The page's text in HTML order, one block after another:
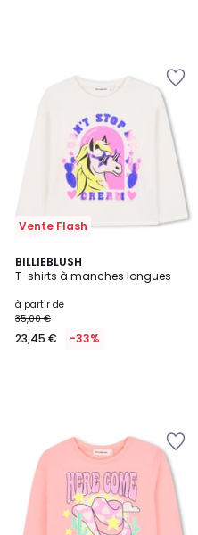
Vente Flash
BILLIEBLUSH
T-shirts à manches longues
à partir de
35,00 €
23,45 € -33%